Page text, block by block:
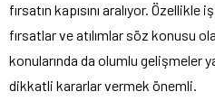
fırsatın kapısını aralıyor. Özellikle
fırsatlar ve atılımlar söz konusu
konularında da olumlu gelişmeler
dikkatli kararlar vermek önemli.